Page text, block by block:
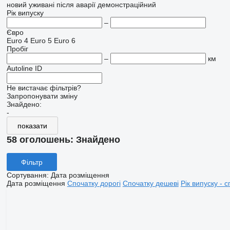
новий уживані після аварії демонстраційний
Рік випуску
–
Євро
Euro 4 Euro 5 Euro 6
Пробіг
–
км
Autoline ID
Не вистачає фільтрів?
Запропонувати зміну
Знайдено:
-
показати
58 оголошень: Знайдено
Фільтр
Сортування: Дата розміщення
Дата розміщення Спочатку дорогі Спочатку дешеві Рік випуску -